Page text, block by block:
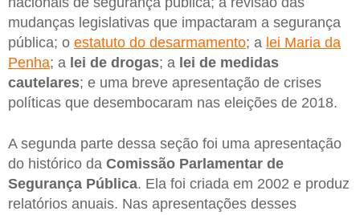
mudanças legislativas que impactaram a segurança
pública; o estatuto do desarmamento; a lei Maria da
Penha; a lei de drogas; a lei de medidas
cautelares; e uma breve apresentação de crises
políticas que desembocaram nas eleições de 2018.
A segunda parte dessa seção foi uma apresentação
do histórico da Comissão Parlamentar de
Segurança Pública. Ela foi criada em 2002 e produz
relatórios anuais. Nas apresentações desses